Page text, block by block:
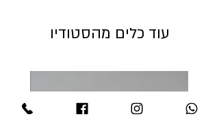
עוד כלים מהסטודיו